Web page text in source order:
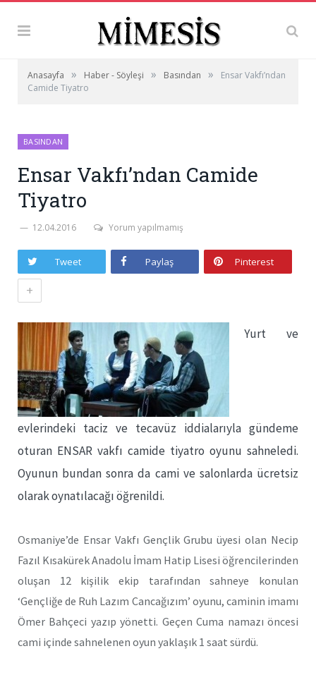
Anasayfa » Haber - Söyleşi » Basından »
Ensar Vakfı’ndan
Camide Tiyatro
BASINDAN
Ensar Vakfı’ndan Camide
Tiyatro
12.04.2016 Yorum yapılmamış
Tweet Paylaş Pinterest
+
Yurt ve
evlerindeki taciz ve tecavüz iddialarıyla gündeme
oturan ENSAR vakfı camide tiyatro oyunu sahneledi.
Oyunun bundan sonra da cami ve salonlarda ücretsiz
olarak oynatılacağı öğrenildi.
Osmaniye’de Ensar Vakfı Gençlik Grubu üyesi olan Necip
Fazıl Kısakürek Anadolu İmam Hatip Lisesi öğrencilerinden
oluşan 12 kişilik ekip tarafından sahneye konulan
‘Gençliğe de Ruh Lazım Cancağızım’ oyunu, caminin imamı
Ömer Bahçeci yazıp yönetti. Geçen Cuma namazı öncesi
cami içinde sahnelenen oyun yaklaşık 1 saat sürdü.